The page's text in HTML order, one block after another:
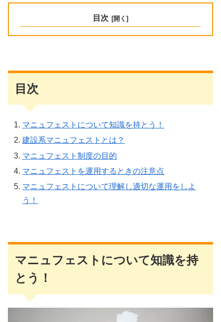
目次
目次
マニュフェストについて知識を持とう！
建設系マニュフェストとは？
マニュフェスト制度の目的
マニュフェストを運用するときの注意点
マニュフェストについて理解し適切な運用をしよ
う！
マニュフェストについて知識を持
とう！